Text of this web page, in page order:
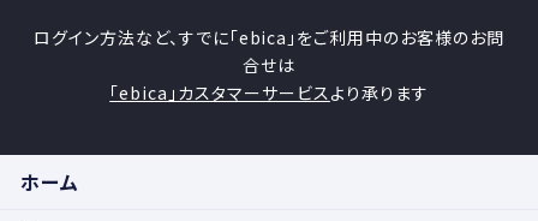
ログイン方法など、すでに「ebica」をご利用中のお客様のお問
合せは
「ebica」カスタマーサービスより承ります
ホーム